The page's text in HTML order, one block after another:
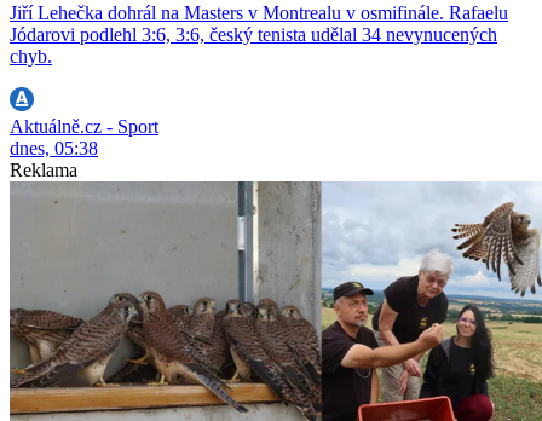
Jiří Lehečka dohrál na Masters v Montrealu v osmifinále. Rafaelu
Jódarovi podlehl 3:6, 3:6, český tenista udělal 34 nevynucených
chyb.
Aktuálně.cz - Sport
dnes, 05:38
Reklama